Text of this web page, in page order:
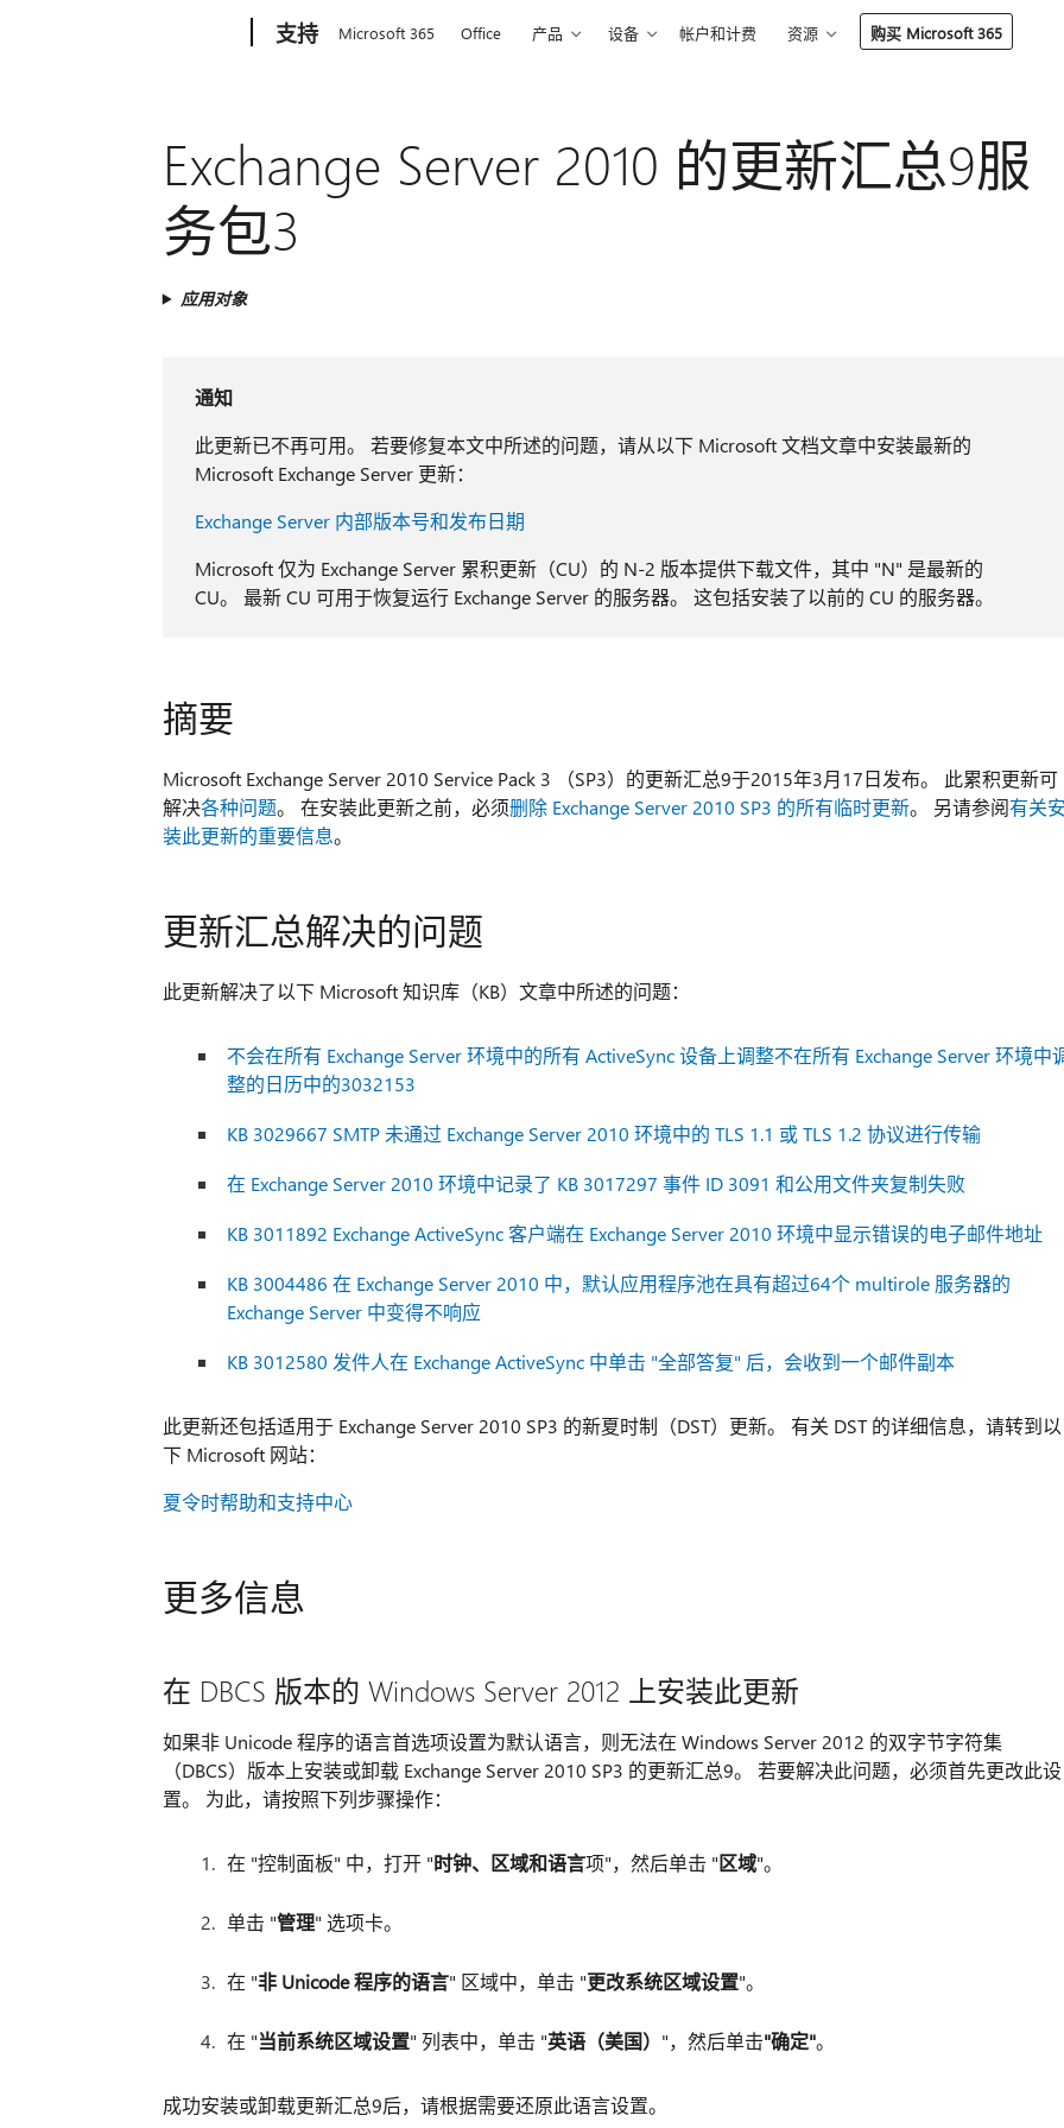
支持 Microsoft 365 Office 产品 设备 帐户和计费 资源 购买 Microsoft 365
Exchange Server 2010 的更新汇总9服
务包3
应用对象
通知
此更新已不再可用。 若要修复本文中所述的问题，请从以下 Microsoft 文档文章中安装最新的
Microsoft Exchange Server 更新：
Exchange Server 内部版本号和发布日期
Microsoft 仅为 Exchange Server 累积更新（CU）的 N-2 版本提供下载文件，其中 "N" 是最新的
CU。 最新 CU 可用于恢复运行 Exchange Server 的服务器。 这包括安装了以前的 CU 的服务器。
摘要
Microsoft Exchange Server 2010 Service Pack 3 （SP3）的更新汇总9于2015年3月17日发布。 此累积更新可
解决各种问题。 在安装此更新之前，必须删除 Exchange Server 2010 SP3 的所有临时更新。 另请参阅有关
装此更新的重要信息。
更新汇总解决的问题
此更新解决了以下 Microsoft 知识库（KB）文章中所述的问题：
不会在所有 Exchange Server 环境中的所有 ActiveSync 设备上调整不在所有 Exchange Server 环境中
整的日历中的3032153
KB 3029667 SMTP 未通过 Exchange Server 2010 环境中的 TLS 1.1 或 TLS 1.2 协议进行传输
在 Exchange Server 2010 环境中记录了 KB 3017297 事件 ID 3091 和公用文件夹复制失败
KB 3011892 Exchange ActiveSync 客户端在 Exchange Server 2010 环境中显示错误的电子邮件地址
KB 3004486 在 Exchange Server 2010 中，默认应用程序池在具有超过64个 multirole 服务器的
Exchange Server 中变得不响应
KB 3012580 发件人在 Exchange ActiveSync 中单击 "全部答复" 后，会收到一个邮件副本
此更新还包括适用于 Exchange Server 2010 SP3 的新夏时制（DST）更新。 有关 DST 的详细信息，请转到以
下 Microsoft 网站：
夏令时帮助和支持中心
更多信息
在 DBCS 版本的 Windows Server 2012 上安装此更新
如果非 Unicode 程序的语言首选项设置为默认语言，则无法在 Windows Server 2012 的双字节字符集
（DBCS）版本上安装或卸载 Exchange Server 2010 SP3 的更新汇总9。 若要解决此问题，必须首先更改此设
置。 为此，请按照下列步骤操作：
在 "控制面板" 中，打开 "时钟、区域和语言项"，然后单击 "区域"。
单击 "管理" 选项卡。
在 "非 Unicode 程序的语言" 区域中，单击 "更改系统区域设置"。
在 "当前系统区域设置" 列表中，单击 "英语（美国） "，然后单击"确定"。
成功安装或卸载更新汇总9后，请根据需要还原此语言设置。